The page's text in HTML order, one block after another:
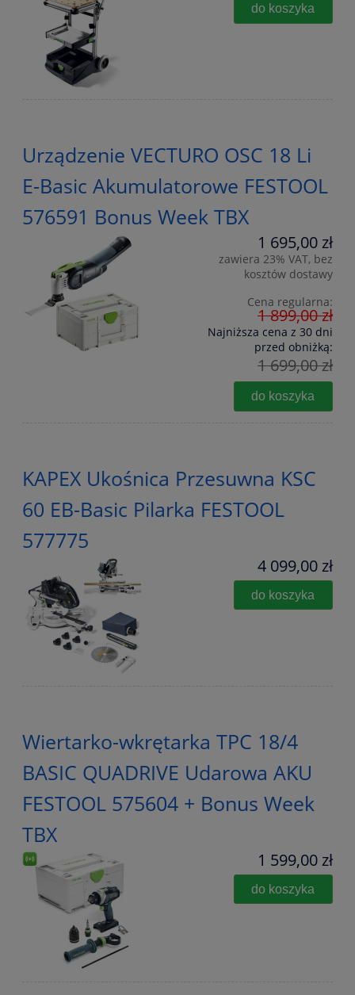
do koszyka
Urządzenie VECTURO OSC 18 Li
E-Basic Akumulatorowe FESTOOL
576591 Bonus Week TBX
1 695,00 zł
zawiera 23% VAT, bez
kosztów dostawy
Cena regularna:
1 899,00 zł
Najniższa cena z 30 dni
przed obniżką:
1 699,00 zł
do koszyka
KAPEX Ukośnica Przesuwna KSC
60 EB-Basic Pilarka FESTOOL
577775
4 099,00 zł
do koszyka
Wiertarko-wkrętarka TPC 18/4
BASIC QUADRIVE Udarowa AKU
FESTOOL 575604 + Bonus Week
TBX
1 599,00 zł
do koszyka